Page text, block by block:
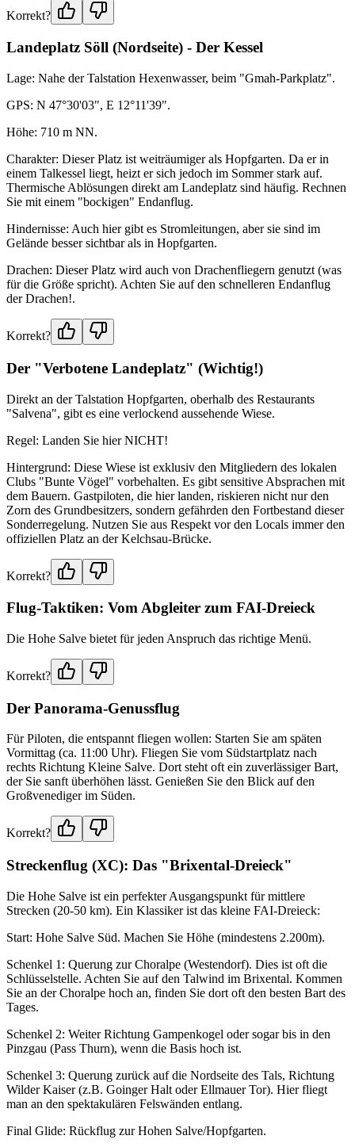
Korrekt?
Landeplatz Söll (Nordseite) - Der Kessel
Lage: Nahe der Talstation Hexenwasser, beim "Gmah-Parkplatz".
GPS: N 47°30'03", E 12°11'39".
Höhe: 710 m NN.
Charakter: Dieser Platz ist weiträumiger als Hopfgarten. Da er in
einem Talkessel liegt, heizt er sich jedoch im Sommer stark auf.
Thermische Ablösungen direkt am Landeplatz sind häufig. Rechnen
Sie mit einem "bockigen" Endanflug.
Hindernisse: Auch hier gibt es Stromleitungen, aber sie sind im
Gelände besser sichtbar als in Hopfgarten.
Drachen: Dieser Platz wird auch von Drachenfliegern genutzt (was
für die Größe spricht). Achten Sie auf den schnelleren Endanflug
der Drachen!.
Korrekt?
Der "Verbotene Landeplatz" (Wichtig!)
Direkt an der Talstation Hopfgarten, oberhalb des Restaurants
"Salvena", gibt es eine verlockend aussehende Wiese.
Regel: Landen Sie hier NICHT!
Hintergrund: Diese Wiese ist exklusiv den Mitgliedern des lokalen
Clubs "Bunte Vögel" vorbehalten. Es gibt sensitive Absprachen mit
dem Bauern. Gastpiloten, die hier landen, riskieren nicht nur den
Zorn des Grundbesitzers, sondern gefährden den Fortbestand dieser
Sonderregelung. Nutzen Sie aus Respekt vor den Locals immer den
offiziellen Platz an der Kelchsau-Brücke.
Korrekt?
Flug-Taktiken: Vom Abgleiter zum FAI-Dreieck
Die Hohe Salve bietet für jeden Anspruch das richtige Menü.
Korrekt?
Der Panorama-Genussflug
Für Piloten, die entspannt fliegen wollen: Starten Sie am späten
Vormittag (ca. 11:00 Uhr). Fliegen Sie vom Südstartplatz nach
rechts Richtung Kleine Salve. Dort steht oft ein zuverlässiger Bart,
der Sie sanft überhöhen lässt. Genießen Sie den Blick auf den
Großvenediger im Süden.
Korrekt?
Streckenflug (XC): Das "Brixental-Dreieck"
Die Hohe Salve ist ein perfekter Ausgangspunkt für mittlere
Strecken (20-50 km). Ein Klassiker ist das kleine FAI-Dreieck:
Start: Hohe Salve Süd. Machen Sie Höhe (mindestens 2.200m).
Schenkel 1: Querung zur Choralpe (Westendorf). Dies ist oft die
Schlüsselstelle. Achten Sie auf den Talwind im Brixental. Kommen
Sie an der Choralpe hoch an, finden Sie dort oft den besten Bart des
Tages.
Schenkel 2: Weiter Richtung Gampenkogel oder sogar bis in den
Pinzgau (Pass Thurn), wenn die Basis hoch ist.
Schenkel 3: Querung zurück auf die Nordseite des Tals, Richtung
Wilder Kaiser (z.B. Goinger Halt oder Ellmauer Tor). Hier fliegt
man an den spektakulären Felswänden entlang.
Final Glide: Rückflug zur Hohen Salve/Hopfgarten.